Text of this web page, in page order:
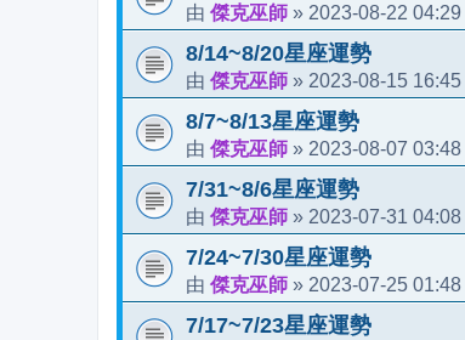
由 傑克巫師 » 2023-08-22 04:29
8/14~8/20星座運勢
由 傑克巫師 » 2023-08-15 16:45
8/7~8/13星座運勢
由 傑克巫師 » 2023-08-07 03:48
7/31~8/6星座運勢
由 傑克巫師 » 2023-07-31 04:08
7/24~7/30星座運勢
由 傑克巫師 » 2023-07-25 01:48
7/17~7/23星座運勢